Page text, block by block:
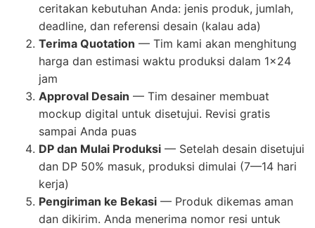
ceritakan kebutuhan Anda: jenis produk, jumlah,
deadline, dan referensi desain (kalau ada)
Terima Quotation — Tim kami akan menghitung
harga dan estimasi waktu produksi dalam 1×24
jam
Approval Desain — Tim desainer membuat
mockup digital untuk disetujui. Revisi gratis
sampai Anda puas
DP dan Mulai Produksi — Setelah desain disetujui
dan DP 50% masuk, produksi dimulai (7—14 hari
kerja)
Pengiriman ke Bekasi — Produk dikemas aman
dan dikirim. Anda menerima nomor resi untuk